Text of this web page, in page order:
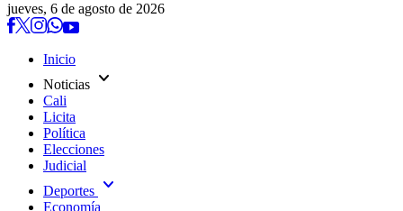
jueves, 6 de agosto de 2026
Inicio
Noticias expand_more
Cali
Licita
Política
Elecciones
Judicial
Deportes expand_more
Economía